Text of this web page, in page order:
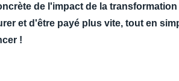
de l'impact de la
et d'être payé plus vite, tout en
!